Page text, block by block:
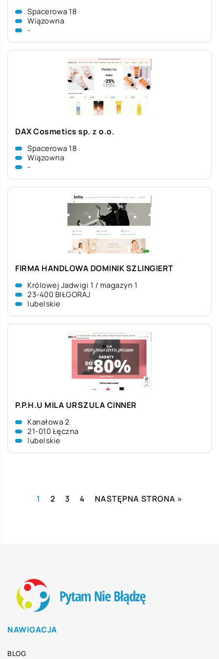
Spacerowa 18
Wiązowna
-
DAX Cosmetics sp. z o.o.
Spacerowa 18
Wiązowna
-
FIRMA HANDLOWA DOMINIK SZLINGIERT
Królowej Jadwigi 1 / magazyn 1
23-400 BIŁGORAJ
lubelskie
P.P.H.U MILA URSZULA CINNER
Kanałowa 2
21-010 Łęczna
lubelskie
1 2 3 4 NASTĘPNA STRONA »
NAWIGACJA
BLOG